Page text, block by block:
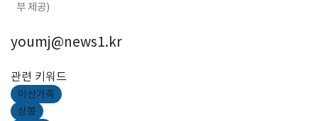
부 제공)
youmj@news1.kr
관련 키워드
이산가족
상봉